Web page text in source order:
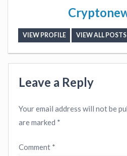
VIEW PROFILE VIEW ALL
Leave a Reply
Your email address will not be
are marked *
Comment *